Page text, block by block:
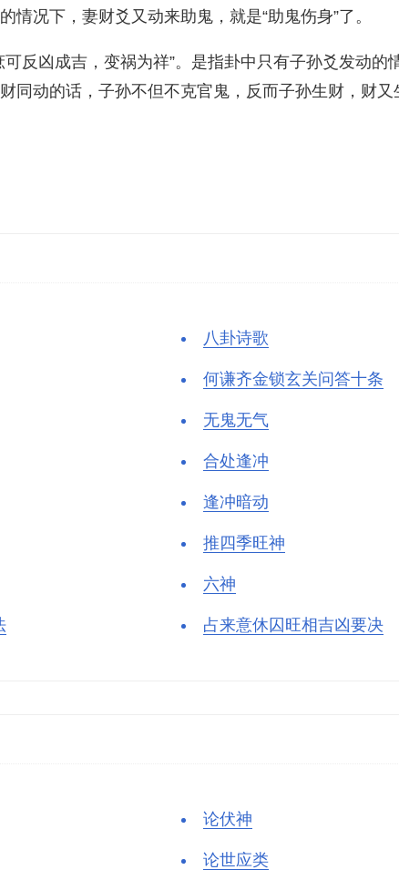
情况下，妻财爻又动来助鬼，就是“助鬼伤身”了。
反凶成吉，变祸为祥”。是指卦中只有子孙爻发动
同动的话，子孙不但不克官鬼，反而子孙生财，财又
八卦诗歌
何谦齐金锁玄关问答十条
无鬼无气
合处逢冲
逢冲暗动
推四季旺神
六神
占来意休囚旺相吉凶要决
论伏神
论世应类